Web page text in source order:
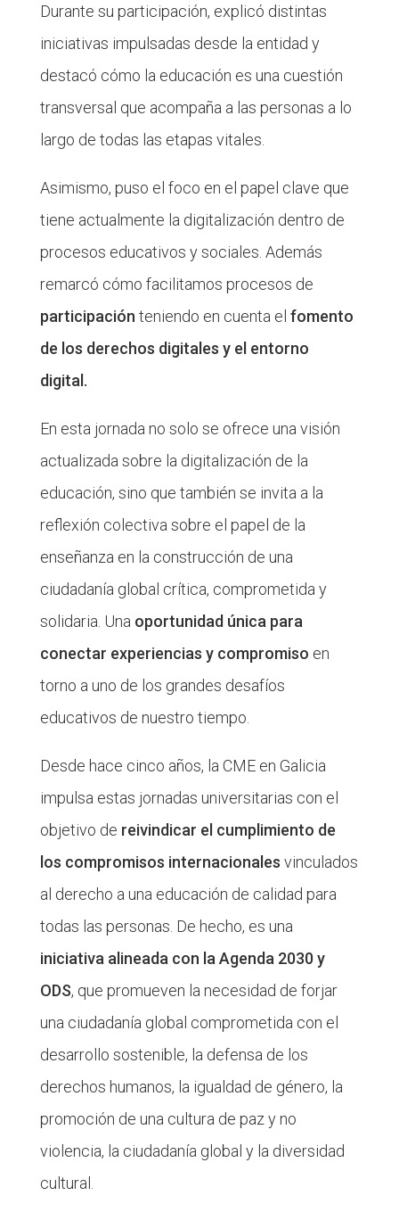
Durante su participación, explicó distintas
iniciativas impulsadas desde la entidad y
destacó cómo la educación es una cuestión
transversal que acompaña a las personas a lo
largo de todas las etapas vitales.
Asimismo, puso el foco en el papel clave que
tiene actualmente la digitalización dentro de
procesos educativos y sociales. Además
remarcó cómo facilitamos procesos de
participación teniendo en cuenta el fomento
de los derechos digitales y el entorno
digital.
En esta jornada no solo se ofrece una visión
actualizada sobre la digitalización de la
educación, sino que también se invita a la
reflexión colectiva sobre el papel de la
enseñanza en la construcción de una
ciudadanía global crítica, comprometida y
solidaria. Una oportunidad única para
conectar experiencias y compromiso en
torno a uno de los grandes desafíos
educativos de nuestro tiempo.
Desde hace cinco años, la CME en Galicia
impulsa estas jornadas universitarias con el
objetivo de reivindicar el cumplimiento de
los compromisos internacionales vinculados
al derecho a una educación de calidad para
todas las personas. De hecho, es una
iniciativa alineada con la Agenda 2030 y
ODS, que promueven la necesidad de forjar
una ciudadanía global comprometida con el
desarrollo sostenible, la defensa de los
derechos humanos, la igualdad de género, la
promoción de una cultura de paz y no
violencia, la ciudadanía global y la diversidad
cultural.